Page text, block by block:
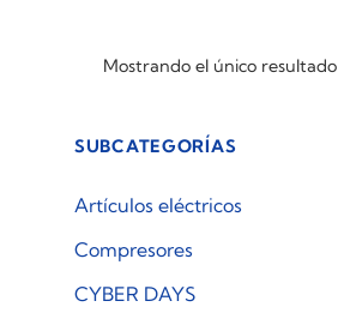
Mostrando el único resultado
SUBCATEGORÍAS
Artículos eléctricos
Compresores
CYBER DAYS